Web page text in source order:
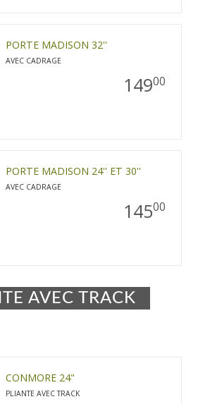
PORTE MADISON 32''
AVEC CADRAGE
14900
PORTE MADISON 24'' ET 30''
AVEC CADRAGE
14500
AVEC TRACK
CONMORE 24"
PLIANTE AVEC TRACK